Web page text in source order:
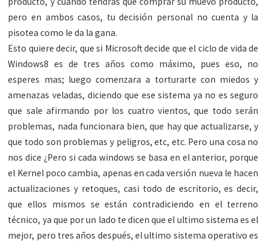
pero en ambos casos, tu decisión personal no cuenta y la
pisotea como le da la gana.
Esto quiere decir, que si Microsoft decide que el ciclo de vida de
Windows8 es de tres años como máximo, pues eso, no
esperes mas; luego comenzara a torturarte con miedos y
amenazas veladas, diciendo que ese sistema ya no es seguro
que sale afirmando por los cuatro vientos, que todo serán
problemas, nada funcionara bien, que hay que actualizarse, y
que todo son problemas y peligros, etc, etc. Pero una cosa no
nos dice ¿Pero si cada windows se basa en el anterior, porque
el Kernel poco cambia, apenas en cada versión nueva le hacen
actualizaciones y retoques, casi todo de escritorio, es decir,
que ellos mismos se están contradiciendo en el terreno
técnico, ya que por un lado te dicen que el ultimo sistema es el
mejor, pero tres años después, el ultimo sistema operativo es